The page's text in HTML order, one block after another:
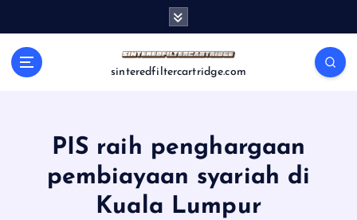
sinteredfiltercartridge.com
PIS raih penghargaan
pembiayaan syariah di
Kuala Lumpur